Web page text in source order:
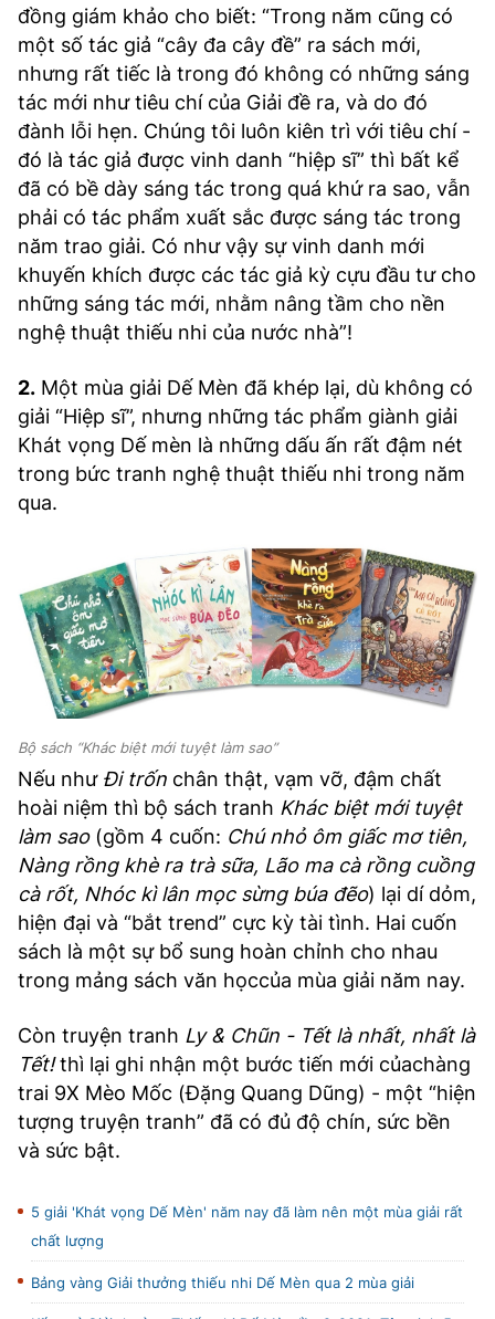
đồng giám khảo cho biết: “Trong năm cũng có
một số tác giả “cây đa cây đề” ra sách mới,
nhưng rất tiếc là trong đó không có những sáng
tác mới như tiêu chí của Giải đề ra, và do đó
đành lỗi hẹn. Chúng tôi luôn kiên trì với tiêu chí -
đó là tác giả được vinh danh “hiệp sĩ” thì bất kể
đã có bề dày sáng tác trong quá khứ ra sao, vẫn
phải có tác phẩm xuất sắc được sáng tác trong
năm trao giải. Có như vậy sự vinh danh mới
khuyến khích được các tác giả kỳ cựu đầu tư cho
những sáng tác mới, nhằm nâng tầm cho nền
nghệ thuật thiếu nhi của nước nhà”!
2. Một mùa giải Dế Mèn đã khép lại, dù không có
giải “Hiệp sĩ”, nhưng những tác phẩm giành giải
Khát vọng Dế mèn là những dấu ấn rất đậm nét
trong bức tranh nghệ thuật thiếu nhi trong năm
qua.
Bộ sách “Khác biệt mới tuyệt làm sao”
Nếu như Đi trốn chân thật, vạm vỡ, đậm chất
hoài niệm thì bộ sách tranh Khác biệt mới tuyệt
làm sao(gồm 4 cuốn: Chú nhỏ ôm giấc mơ tiên,
Nàng rồng khè ra trà sữa, Lão ma cà rồng cuồng
cà rốt, Nhóc kì lân mọc sừng búa đẽo) lại dí dỏm,
hiện đại và “bắt trend” cực kỳ tài tình. Hai cuốn
sách là một sự bổ sung hoàn chỉnh cho nhau
trong mảng sách văn họccủa mùa giải năm nay.
Còn truyện tranh Ly & Chũn - Tết là nhất, nhất là
Tết!thì lại ghi nhận một bước tiến mới củachàng
trai 9X Mèo Mốc (Đặng Quang Dũng) - một “hiện
tượng truyện tranh” đã có đủ độ chín, sức bền
và sức bật.
5 giải 'Khát vọng Dế Mèn' năm nay đã làm nên một mùa giải rất
chất lượng
Bảng vàng Giải thưởng thiếu nhi Dế Mèn qua 2 mùa giải